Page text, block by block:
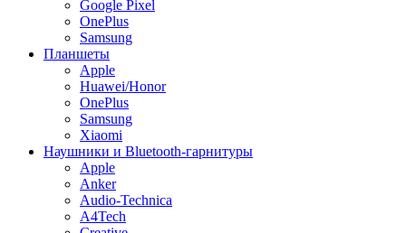
Google Pixel
OnePlus
Samsung
Планшеты
Apple
Huawei/Honor
OnePlus
Samsung
Xiaomi
Наушники и Bluetooth-гарнитуры
Apple
Anker
Audio-Technica
A4Tech